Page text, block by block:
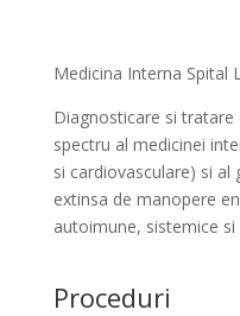
Medicina Interna Spital
Diagnosticare si
spectru al medicinei
si cardiovasculare) si
extinsa de manopere
autoimune, sistemice
Proceduri